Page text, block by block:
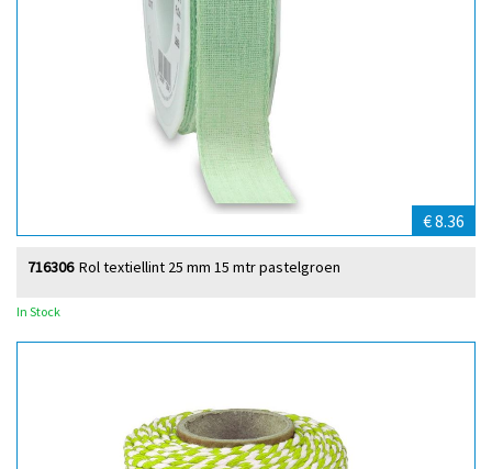
€ 8.36
Rol textiellint 25 mm 15 mtr pastelgroen
716306
In Stock